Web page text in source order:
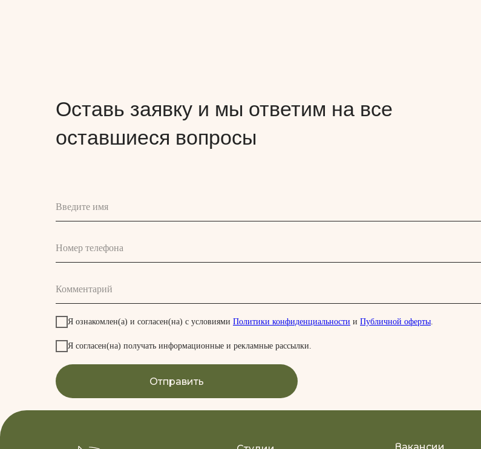
Оставь заявку и мы ответим на все
оставшиеся вопросы
Введите имя
Номер телефона
Комментарий
Я ознакомлен(а) и согласен(на) с условиями Политики конфиденциальности и Публичной оферты
Я согласен(на) получать информационные и рекламные рассылки.
Отправить